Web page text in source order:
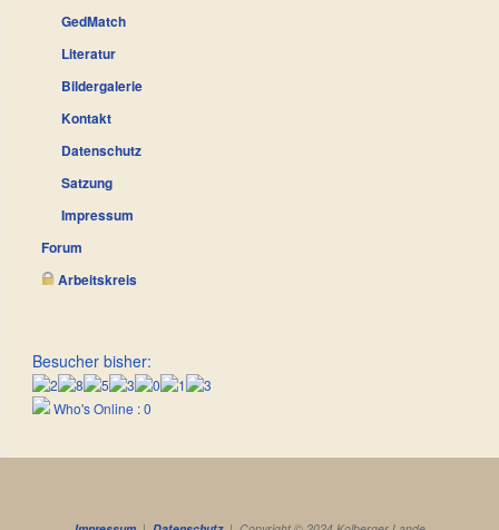
GedMatch
Literatur
Bildergalerie
Kontakt
Datenschutz
Satzung
Impressum
Forum
Arbeitskreis
Besucher bisher:
Who's Online : 0